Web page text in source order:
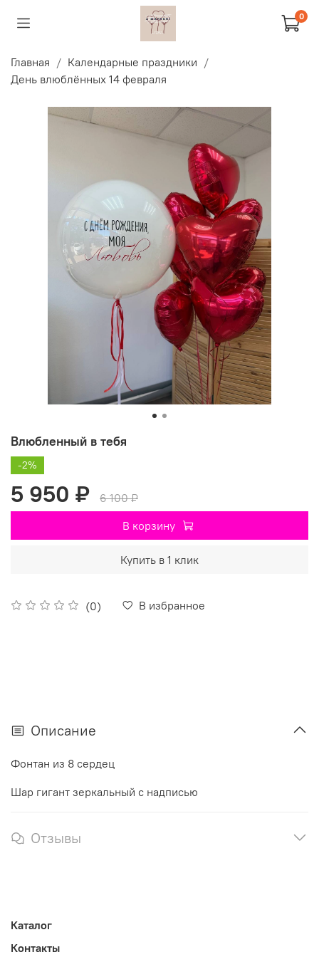
0
Главная
Календарные праздники
День влюблённых 14 февраля
Влюбленный в тебя
(0) В избранное
-2%
5 950 ₽
6 100 ₽
В корзину
Купить в 1 клик
Описание
Фонтан из 8 сердец
Шар гигант зеркальный с надписью
Отзывы
Каталог
Контакты